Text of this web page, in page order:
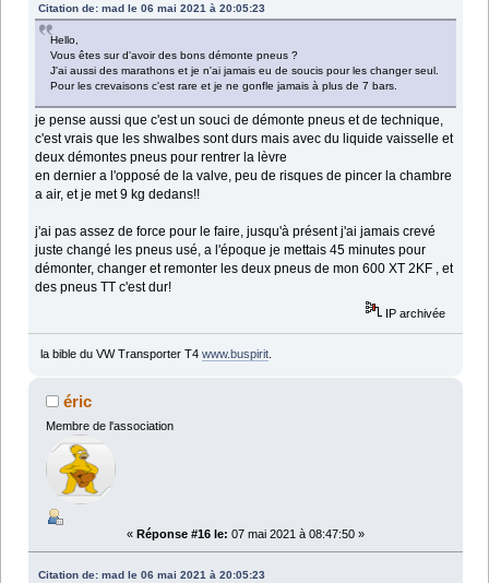
Citation de: mad le 06 mai 2021 à 20:05:23
Hello,
Vous êtes sur d'avoir des bons démonte pneus ?
J'ai aussi des marathons et je n'ai jamais eu de soucis pour les changer seul.
Pour les crevaisons c'est rare et je ne gonfle jamais à plus de 7 bars.
je pense aussi que c'est un souci de démonte pneus et de technique,
c'est vrais que les shwalbes sont durs mais avec du liquide vaisselle et
deux démontes pneus pour rentrer la lèvre
en dernier a l'opposé de la valve, peu de risques de pincer la chambre
a air, et je met 9 kg dedans!!
j'ai pas assez de force pour le faire, jusqu'à présent j'ai jamais crevé
juste changé les pneus usé, a l'époque je mettais 45 minutes pour
démonter, changer et remonter les deux pneus de mon 600 XT 2KF , et
des pneus TT c'est dur!
IP archivée
la bible du VW Transporter T4 www.buspirit.
éric
Membre de l'association
« Réponse #16 le: 07 mai 2021 à 08:47:50 »
Citation de: mad le 06 mai 2021 à 20:05:23